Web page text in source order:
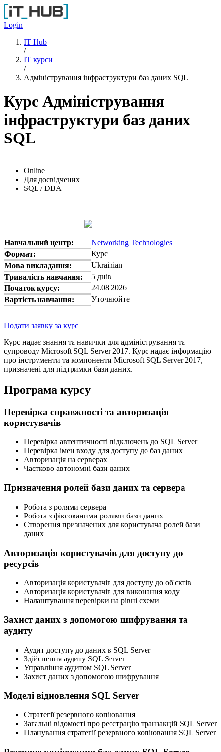
Перейти до основного вмісту
Login
IT Hub
/
IT курси
/
Адміністрування інфраструктури баз даних SQL
Курс Адміністрування
інфраструктури баз даних
SQL
Online
Для досвідчених
SQL / DBA
Навчальний центр:
Networking Technologies
Формат:
Курс
Мова викладання:
Ukrainian
Тривалість навчання:
5 днів
Початок курсу:
24.08.2026
Вартість навчання:
Уточнюйте
Подати заявку за курс
Курс надає знання та навички для адміністрування та
супроводу Microsoft SQL Server 2017. Курс надає інформацію
про інструменти та компоненти Microsoft SQL Server 2017,
призначені для підтримки бази даних.
Програма курсу
Перевірка справжності та авторизація
користувачів
Перевірка автентичності підключень до SQL Server
Перевірка імен входу для доступу до баз даних
Авторизація на серверах
Частково автономні бази даних
Призначення ролей бази даних та сервера
Робота з ролями сервера
Робота з фіксованими ролями бази даних
Створення призначених для користувача ролей бази
даних
Авторизація користувачів для доступу до
ресурсів
Авторизація користувачів для доступу до об'єктів
Авторизація користувачів для виконання коду
Налаштування перевірки на рівні схеми
Захист даних з допомогою шифрування та
аудиту
Аудит доступу до даних в SQL Server
Здійснення аудиту SQL Server
Управління аудитом SQL Server
Захист даних з допомогою шифрування
Моделі відновлення SQL Server
Стратегії резервного копіювання
Загальні відомості про реєстрацію транзакцій SQL Server
Планування стратегії резервного копіювання SQL Server